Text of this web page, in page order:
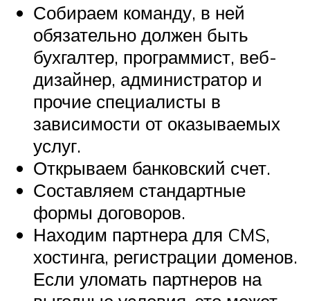
Собираем команду, в ней
обязательно должен быть
бухгалтер, программист, веб-
дизайнер, администратор и
прочие специалисты в
зависимости от оказываемых
услуг.
Открываем банковский счет.
Составляем стандартные
формы договоров.
Находим партнера для CMS,
хостинга, регистрации доменов.
Если уломать партнеров на